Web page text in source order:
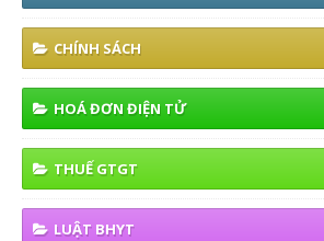
CHÍNH SÁCH
HOÁ ĐƠN ĐIỆN TỬ
THUẾ GTGT
LUẬT BHYT